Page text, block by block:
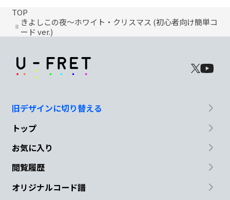
TOP
きよしこの夜～ホワイト・クリスマス (初心者向け簡単コ
ード ver.)
旧デザインに切り替える
トップ
お気に入り
閲覧履歴
オリジナルコード譜